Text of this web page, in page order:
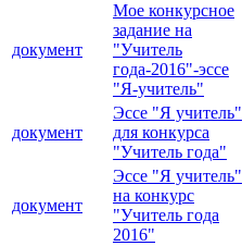
документ
Мое конкурсное
задание на
"Учитель
года-2016"-эссе
"Я-учитель"
документ
Эссе "Я учитель"
для конкурса
"Учитель года"
документ
Эссе "Я учитель"
на конкурс
"Учитель года
2016"